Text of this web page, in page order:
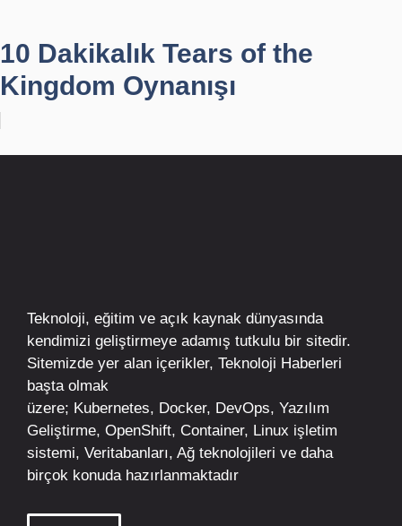
10 Dakikalık Tears of the
Kingdom Oynanışı
Teknoloji, eğitim ve açık kaynak dünyasında
kendimizi geliştirmeye adamış tutkulu bir sitedir.
Sitemizde yer alan içerikler, Teknoloji Haberleri
başta olmak
üzere; Kubernetes, Docker, DevOps, Yazılım
Geliştirme, OpenShift, Container, Linux işletim
sistemi, Veritabanları, Ağ teknolojileri ve daha
birçok konuda hazırlanmaktadır